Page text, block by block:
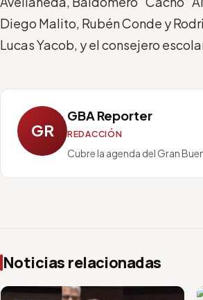
Diego Malito, Rubén Conde y
Lucas Yacob, y el consejero
GR
GBA Reporter
REDACCIÓN
Cubre la agenda del Gran
Noticias relacionadas